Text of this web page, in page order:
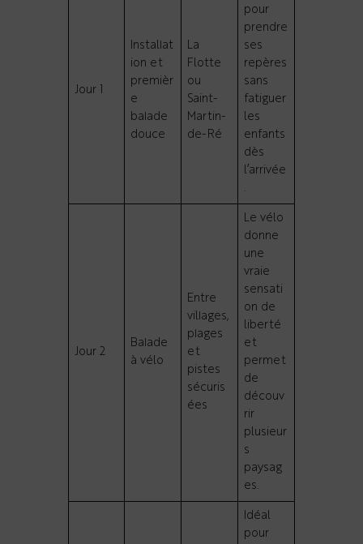
Jour 1
Installat
ion et
premièr
e
balade
douce
La
Flotte
ou
Saint-
Martin-
de-Ré
pour
prendre
ses
repères
sans
fatiguer
les
enfants
dès
l’arrivée
.
Jour 2
Balade
à vélo
Entre
villages,
plages
et
pistes
sécuris
ées
Le vélo
donne
une
vraie
sensati
on de
liberté
et
permet
de
découv
rir
plusieur
s
paysag
es.
Idéal
pour